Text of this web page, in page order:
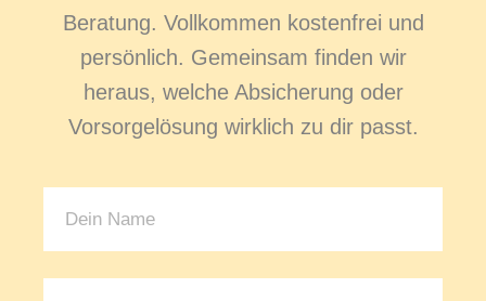
Beratung. Vollkommen kostenfrei und
persönlich. Gemeinsam finden wir
heraus, welche Absicherung oder
Vorsorgelösung wirklich zu dir passt.